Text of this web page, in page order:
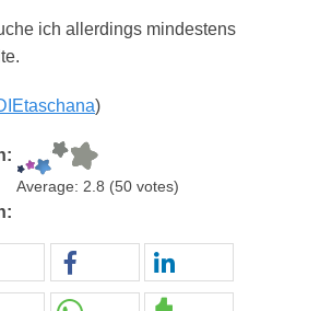
ich allerdings mindestens
)
Average: 2.8 (50 votes)